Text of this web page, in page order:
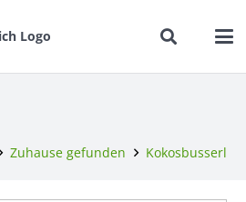
Zuhause gefunden Kokosbusserl